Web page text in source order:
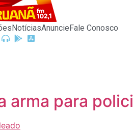
NotíciasAnuncieFale Conosco
arma para